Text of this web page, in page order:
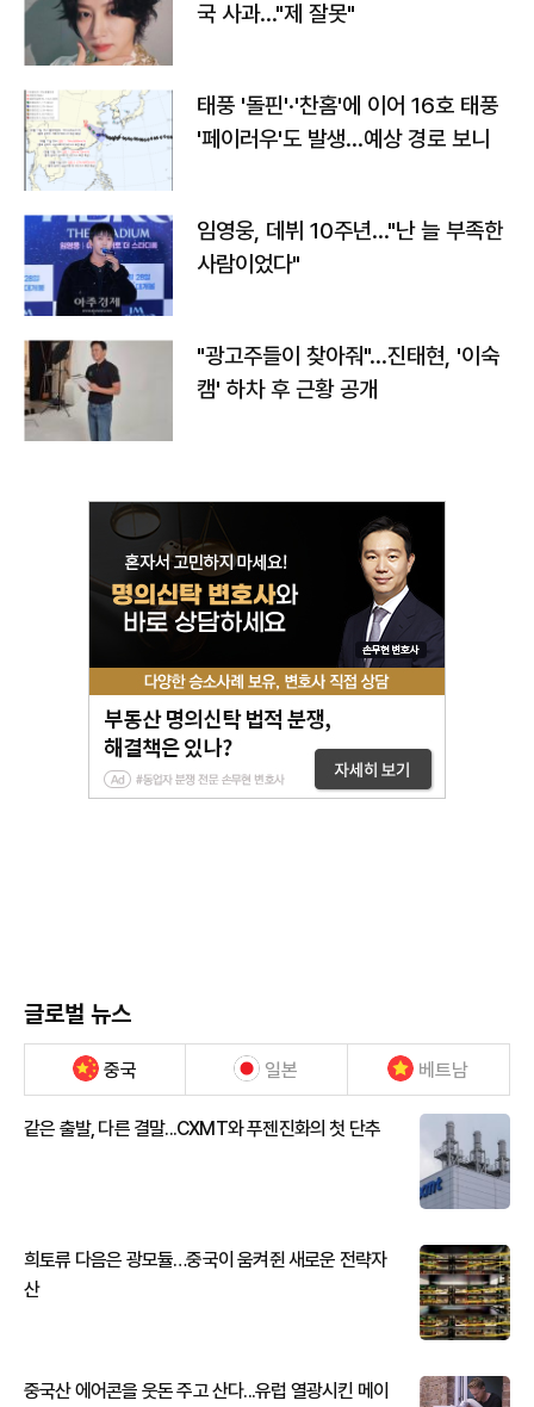
국 사과…"제 잘못"
태풍 '돌핀'·'찬홈'에 이어 16호 태풍
'페이러우'도 발생…예상 경로 보니
임영웅, 데뷔 10주년…"난 늘 부족한
사람이었다"
"광고주들이 찾아줘"…진태현, '이숙
캠' 하차 후 근황 공개
글로벌 뉴스
중국 일본 베트남
같은 출발, 다른 결말...CXMT와 푸젠진화의 첫 단추
희토류 다음은 광모듈…중국이 움켜쥔 새로운 전략자
산
중국산 에어콘을 웃돈 주고 산다...유럽 열광시킨 메이